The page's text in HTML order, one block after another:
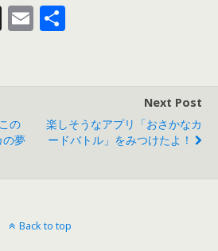
T
d
s
E
の
の夢
Next Post
楽しそうなアプリ「おさかなカ
ードバト‪ル‬」をみつけたよ！
Back to top